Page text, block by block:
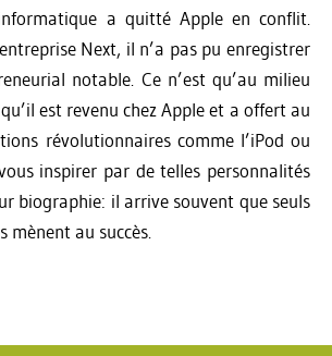
a quitté Apple en conflit.
Next, il n’a pas pu enregistrer
notable. Ce n’est qu’au milieu
est revenu chez Apple et a offert au
révolutionnaires comme l’iPod ou
vous inspirer par de telles personnalités
biographie: il arrive souvent que seuls
mènent au succès.